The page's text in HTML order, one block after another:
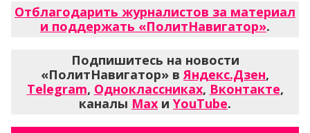
Отблагодарить журналистов за материал
и поддержать «ПолитНавигатор».
Подпишитесь на новости
«ПолитНавигатор» вЯндекс.Дзен,
Telegram, Одноклассниках, Вконтакте,
каналы Max и YouTube.